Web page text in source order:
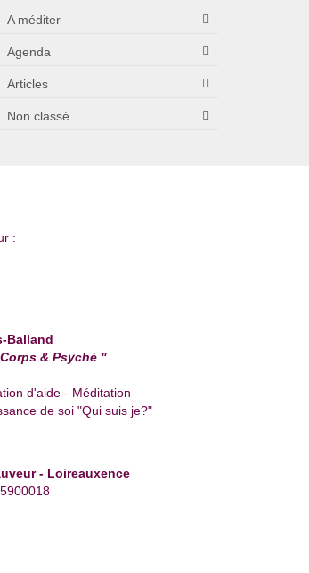
A méditer
Agenda
Articles
Non classé
:
Balland
& Psyché "
d'aide - Méditation
de soi "Qui suis je?"
- Loireauxence